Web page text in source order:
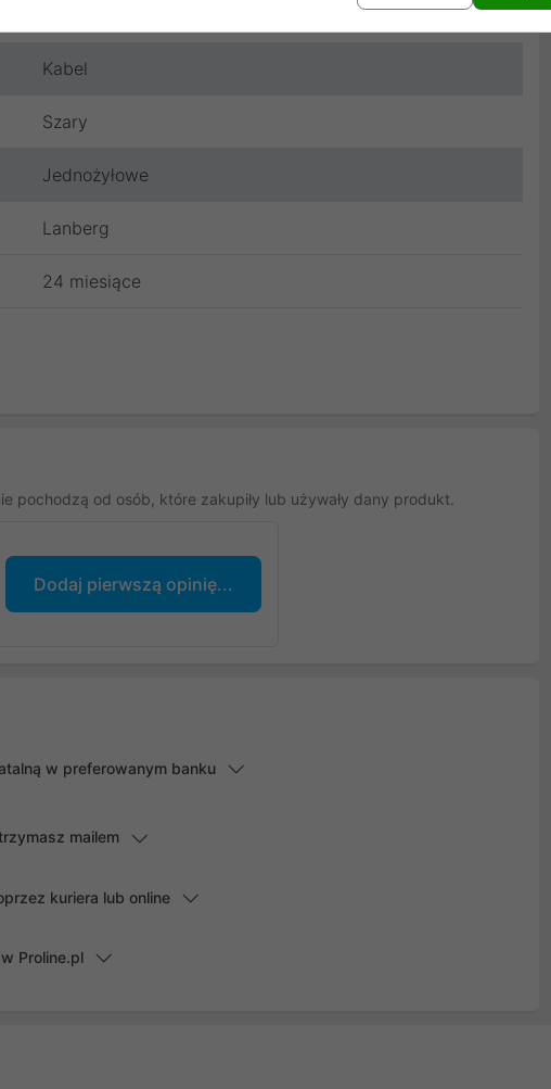
Kabel
Szary
Jednożyłowe
Lanberg
24 miesiące
pochodzą od osób, które zakupiły lub używały dany produkt.
Dodaj pierwszą opinię...
w preferowanym banku
mailem
kuriera lub online
Proline.pl